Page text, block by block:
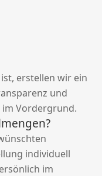
erstellen wir ein
und
im Vordergrund.
individuell
im